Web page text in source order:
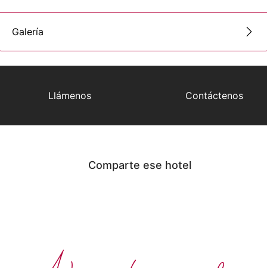
Galería
Llámenos Contáctenos
Comparte ese hotel